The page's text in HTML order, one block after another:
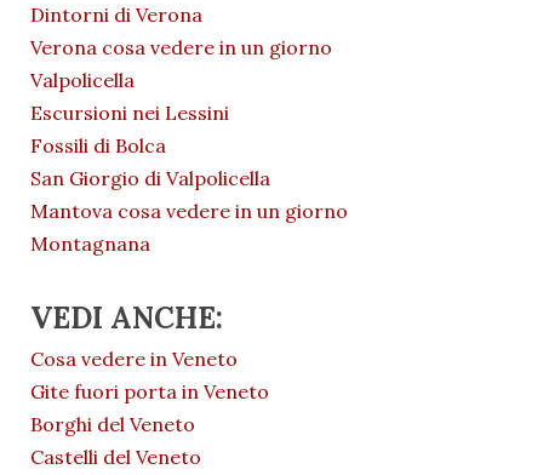
Dintorni di Verona
Verona cosa vedere in un giorno
Valpolicella
Escursioni nei Lessini
Fossili di Bolca
San Giorgio di Valpolicella
Mantova cosa vedere in un giorno
Montagnana
VEDI ANCHE:
Cosa vedere in Veneto
Gite fuori porta in Veneto
Borghi del Veneto
Castelli del Veneto